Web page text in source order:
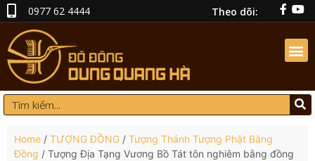
0977 62 4444 Theo dõi:
Home / TƯỢNG ĐỒNG / Tượng Thánh Tượng Phật Bằng
Đồng / Tượng Địa Tạng Vương Bồ Tát tôn nghiêm bằng đồng